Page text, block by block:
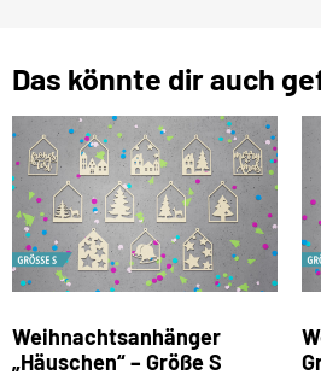
Das könnte dir auch
Weihnachtsanhänger
„Häuschen“ – Größe S